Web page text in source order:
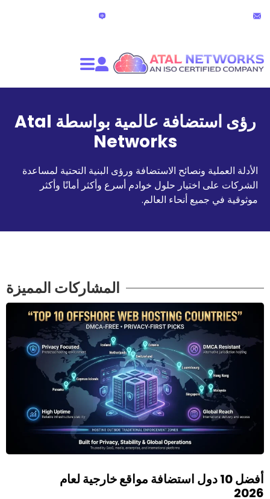
الدردشة المباشرة
رؤى استضافة عالمية بواسطة Atal
Networks
ونصائح الاستضافة ورؤى البنية التحتية لمساعدة
حلول خوادم أسرع وأكثر أمانًا وأكثر
أنحاء العالم.
المشاركات المميزة
10 دول استضافة مواقع خارجية لعام